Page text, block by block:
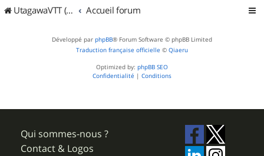
UtagawaVTT (Randos VTT et VTTAE avec traces GPS) Accueil forum
Développé par phpBB® Forum Software © phpBB Limited
Traduction française officielle © Qiaeru
Optimized by: phpBB SEO
Confidentialité | Conditions
Qui sommes-nous ?
Contact & Logos